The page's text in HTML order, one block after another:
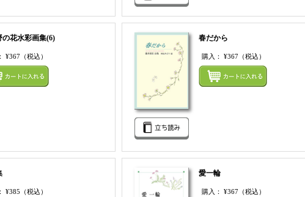
の花水彩画集(6)
¥367 （税込）
まとめてカートにいれる
春だから
購入： ¥367（税込）
¥385 （税込）
愛一輪
購入： ¥367（税込）